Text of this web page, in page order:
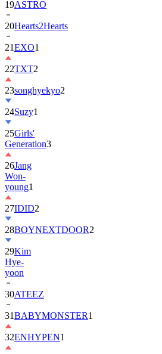
19ASTRO
20Hearts2Hearts
21EXO1
22TXT2
23songhyekyo2
24Suzy1
25Girls'
Generation3
26Jang
Won-
young1
27IDID2
28BOYNEXTDOOR2
29Kim
Hye-
yoon
30ATEEZ
31BABYMONSTER1
32ENHYPEN1